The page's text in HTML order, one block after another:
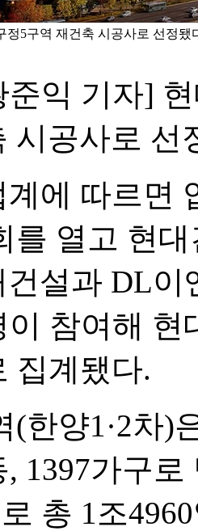
정5구역 재건축 시공사로 선정됐
익 기자]
시공사로 선
계에 따르면
를 열고 현
설과 DL
이 참여해
집계됐다.
(한양1·2차)
, 1397가구
총 1조